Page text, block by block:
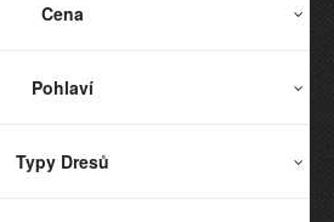
Cena
Pohlaví
Typy Dresů